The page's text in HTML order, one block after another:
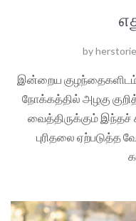
by
இன்றைய குழந்தைகளிடம்
நோக்கத்தில் அழகு
வைத்திருக்கும் இந்தச்
புரிதலை ஏற்படுத்த